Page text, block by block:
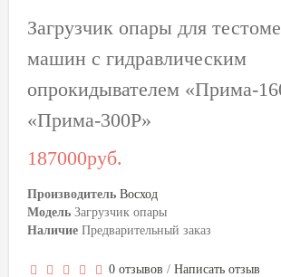
Загрузчик опары для
машин с гидравлическим
опрокидывателем «Прима-
«Прима-300P»
187000руб.
Производитель Восход
Модель Загрузчик опары
Наличие Предварительный заказ
0 отзывов / Написать отзыв